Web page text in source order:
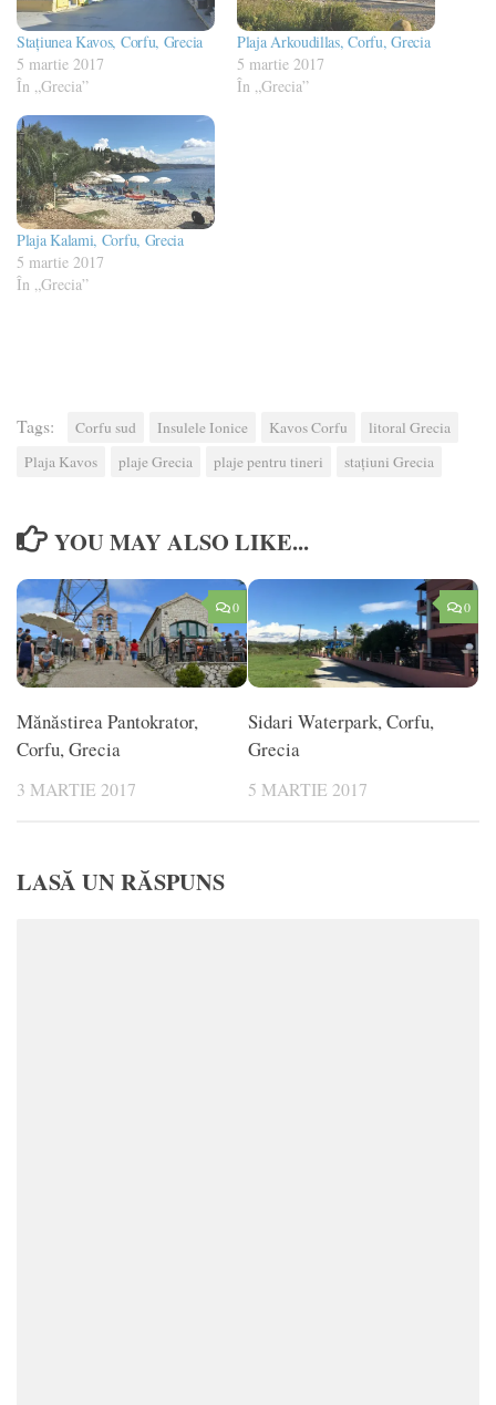
Stațiunea Kavos, Corfu, Grecia
5 martie 2017
În „Grecia”
Plaja Arkoudillas, Corfu, Grecia
5 martie 2017
În „Grecia”
Plaja Kalami, Corfu, Grecia
5 martie 2017
În „Grecia”
Tags: Corfu sud Insulele Ionice Kavos Corfu
litoral Grecia
Plaja Kavos
plaje Grecia plaje pentru tineri stațiuni Grecia
YOU MAY ALSO LIKE...
0
Mănăstirea Pantokrator,
Corfu, Grecia
3 MARTIE 2017
0
Sidari Waterpark, Corfu,
Grecia
5 MARTIE 2017
LASĂ UN RĂSPUNS